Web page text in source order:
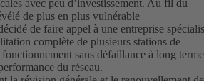
avec peu d’investissement. Au fil du
de plus en plus vulnérable
de faire appel à une entreprise
complète de plusieurs stations de
sans défaillance à long terme
du réseau.